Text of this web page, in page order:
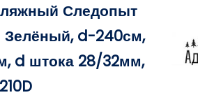
Следопыт
Зелёный, d-240см,
d штока 28/32мм,